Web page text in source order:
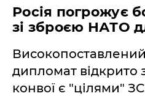
Росія погрожує
зі зброєю НАТО
дипломат відкрито
конвої є "цілями"